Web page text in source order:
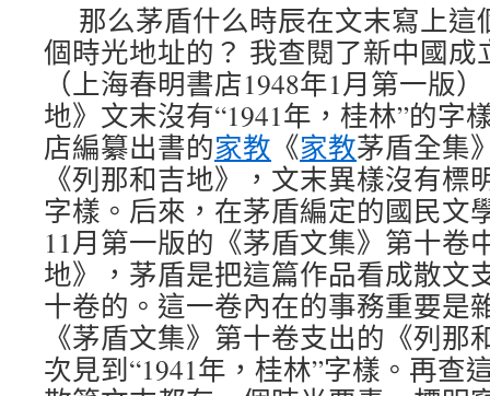
那么茅盾什么時辰在文末寫上這
個時光地址的？ 我查閱了新中國
（上海春明書店1948年1月第一版
地》文末沒有“1941年，桂林”的字
店編纂出書的家教 《家教茅盾全集
《列那和吉地》，文末異樣沒有標
字樣。后來，在茅盾編定的國民文
11月第一版的《茅盾文集》第十卷
地》，茅盾是把這篇作品看成散文
十卷的。這一卷內在的事務重要是
《茅盾文集》第十卷支出的《列那
次見到“1941年，桂林”字樣。再查